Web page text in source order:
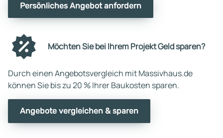
Persönliches Angebot anfordern
Möchten Sie bei Ihrem Projekt Geld sparen?
Durch einen Angebotsvergleich mit Massivhaus.de
können Sie bis zu 20 % Ihrer Baukosten sparen.
Angebote vergleichen & sparen